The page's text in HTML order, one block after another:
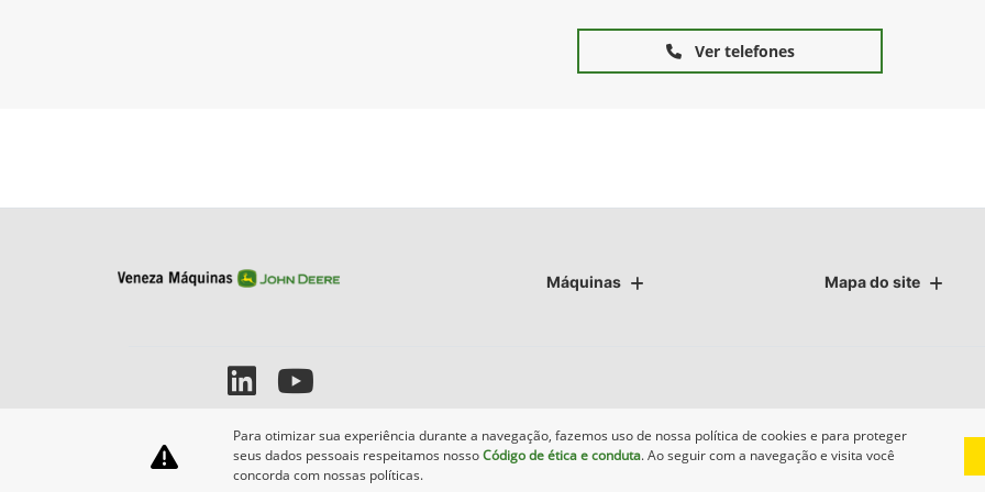
Ver telefones
Máquinas Mapa do site
Para otimizar sua experiência durante a navegação, fazemos uso de nossa política de cookies e para proteger
seus dados pessoais respeitamos nossoCódigo de ética e conduta. Ao seguir com a navegação e visita você
concorda com nossas políticas.